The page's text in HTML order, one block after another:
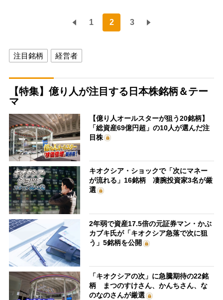
1 2 3
注目銘柄 経営者
【特集】億り人が注目する日本株銘柄＆テー
マ
【億り人オールスターが狙う20銘柄】
「総資産69億円超」の10人が選んだ注
目株
キオクシア・ショックで「次にマネー
が流れる」16銘柄 凄腕投資家3名が厳
選
2年弱で資産17.5倍の元証券マン・かぶ
カブキ氏が「キオクシア急落で次に狙
う」5銘柄を公開
「キオクシアの次」に急騰期待の22銘
柄 まつのすけさん、かんちさん、な
のなのさんが厳選